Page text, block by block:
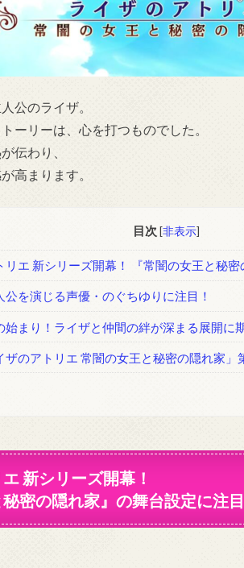
公のライザ。
ーリーは、心を打つものでした。
伝わり、
高まります。
目次 [非表示]
リエ 新シリーズ開幕！ 『常闇の女王と秘
公を演じる声優・のぐちゆりに注目！
始まり！ライザと仲間の絆が深まる展開に
ザのアトリエ 常闇の女王と秘密の隠れ家」
新シリーズ開幕！
秘密の隠れ家』の舞台設定に注目